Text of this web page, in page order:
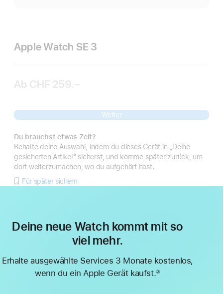
Apple Watch SE 3
Ab CHF 259.–
Weiter
Du brauchst etwas Zeit?
Behalte deine Auswahl, indem du dieses Gerät in „Deine
gesicherten Artikel“ sicherst, und komme später zurück, um
dort weiterzumachen, wo du aufgehört hast.
Für später sichern
Deine neue Watch kommt mit so
viel mehr.
Erhalte ausgewählte Services 3 Monate kostenlos,
wenn du ein Apple Gerät kaufst.②